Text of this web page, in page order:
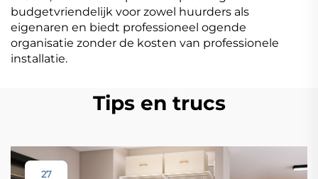
budgetvriendelijk voor zowel huurders als
eigenaren en biedt professioneel ogende
organisatie zonder de kosten van professionele
installatie.
Tips en trucs
27